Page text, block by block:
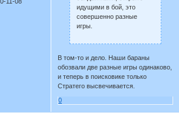
идущими в бой, это
совершенно разные
игры.
В том-то и дело. Наши бараны
обозвали две разные игры одинаково,
и теперь в поисковике только
Стратего высвечивается.
0